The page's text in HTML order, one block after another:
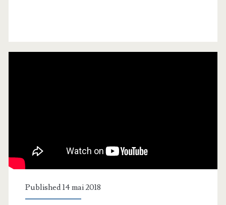
Published 14 mai 2018